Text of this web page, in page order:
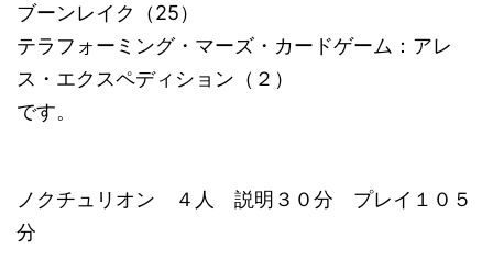
ブーンレイク（25）
テラフォーミング・マーズ・カードゲーム：アレ
ス・エクスペディション（２）
です。
ノクチュリオン ４人 説明３０分 プレイ１０５
分